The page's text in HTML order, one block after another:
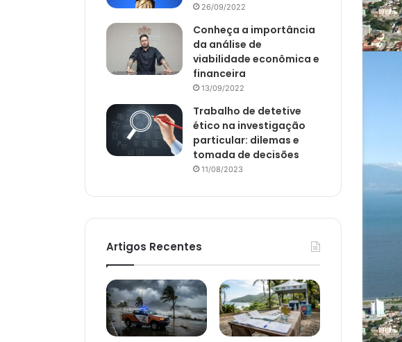
26/09/2022
Conheça a importância
da análise de
viabilidade econômica e
financeira
13/09/2022
Trabalho de detetive
ético na investigação
particular: dilemas e
tomada de decisões
11/08/2023
Artigos Recentes